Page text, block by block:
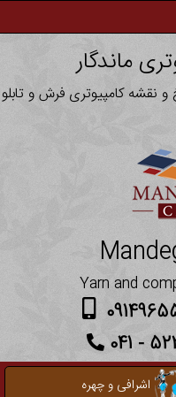
ماندگار
و نقشه کامپیوتری فرش و تابلو
Yarn and
اشرافی و چهره